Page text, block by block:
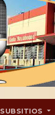
SUBSITIOS